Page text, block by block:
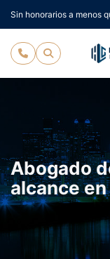
al
contenido
Sin honorarios a menos
Abogado
alcance